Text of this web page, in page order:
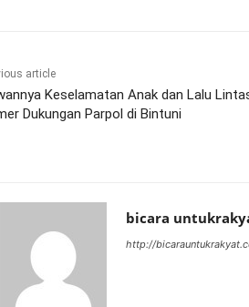
article
Keselamatan Anak dan Lalu
Dukungan Parpol di Bintuni
bicara
http://